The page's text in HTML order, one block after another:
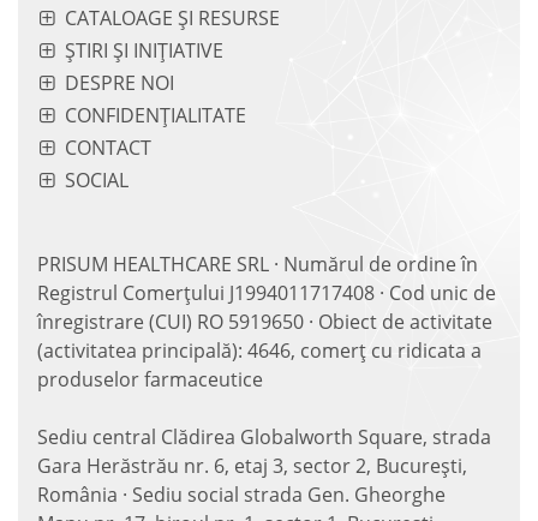
CATALOAGE ȘI RESURSE
ȘTIRI ȘI INIȚIATIVE
DESPRE NOI
CONFIDENȚIALITATE
CONTACT
SOCIAL
PRISUM HEALTHCARE SRL · Numărul de ordine în
Registrul Comerțului J1994011717408 · Cod unic de
înregistrare (CUI) RO 5919650 · Obiect de activitate
(activitatea principală): 4646, comerț cu ridicata a
produselor farmaceutice
Sediu central Clădirea Globalworth Square, strada
Gara Herăstrău nr. 6, etaj 3, sector 2, București,
România · Sediu social strada Gen. Gheorghe